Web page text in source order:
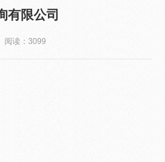
有限公司
阅读：3099